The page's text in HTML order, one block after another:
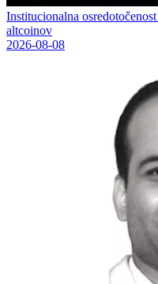
Institucionalna
altcoinov
2026-08-08